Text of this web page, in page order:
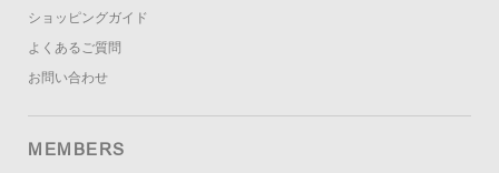
ショッピングガイド
よくあるご質問
お問い合わせ
MEMBERS